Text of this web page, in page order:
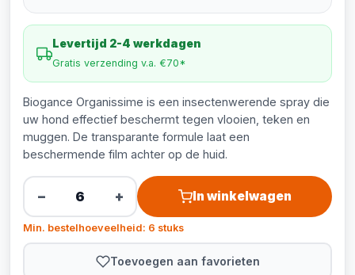
Levertijd 2-4 werkdagen
Gratis verzending v.a. €70*
Biogance Organissime is een insectenwerende spray die
uw hond effectief beschermt tegen vlooien, teken en
muggen. De transparante formule laat een
beschermende film achter op de huid.
− + In winkelwagen
Min. bestelhoeveelheid: 6 stuks
Toevoegen aan favorieten